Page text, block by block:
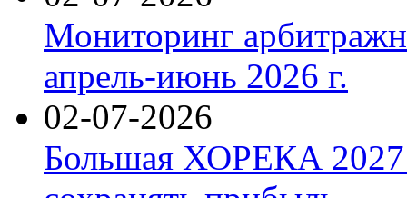
Мониторинг
апрель-июнь 2026 г.
02-07-2026
Большая ХОРЕКА 2027: